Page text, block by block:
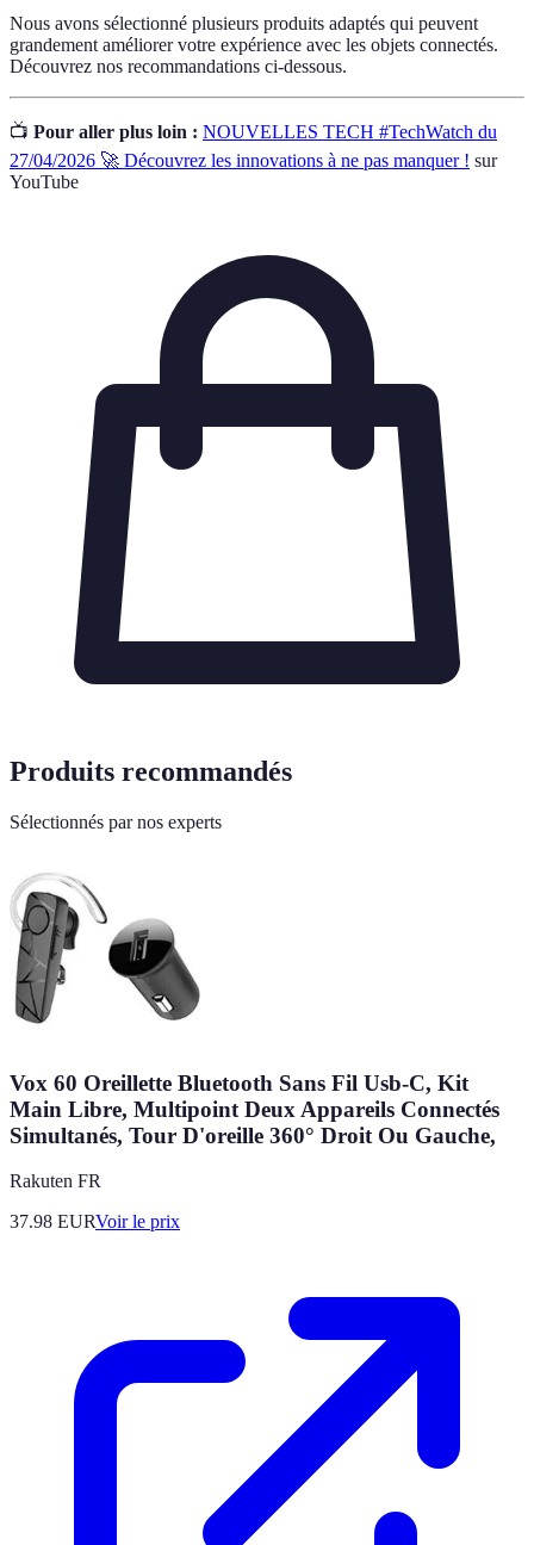
Nous avons sélectionné plusieurs produits adaptés qui peuvent
grandement améliorer votre expérience avec les objets connectés.
Découvrez nos recommandations ci-dessous.
📺 Pour aller plus loin : NOUVELLES TECH #TechWatch du
27/04/2026 🚀 Découvrez les innovations à ne pas manquer ! sur
YouTube
Produits recommandés
Sélectionnés par nos experts
Vox 60 Oreillette Bluetooth Sans Fil Usb-C, Kit
Main Libre, Multipoint Deux Appareils Connectés
Simultanés, Tour D'oreille 360° Droit Ou Gauche,
Rakuten FR
37.98 EURVoir le prix